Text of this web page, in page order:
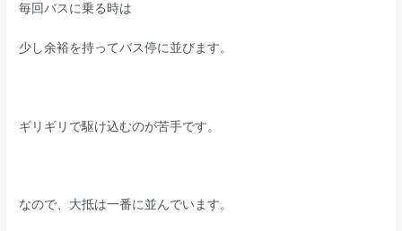
毎回バスに乗る時は
少し余裕を持ってバス停に並びます。
ギリギリで駆け込むのが苦手です。
なので、大抵は一番に並んでいます。